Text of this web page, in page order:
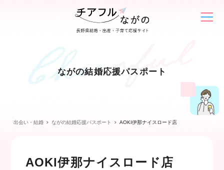
ながの結婚応援パスポート
出会い・結婚 ながの結婚応援パスポート AOKI伊那ナイスロード店
AOKI伊那ナイスロード店